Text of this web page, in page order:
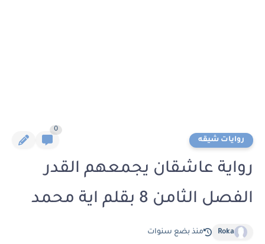
روايات شيقه
0
رواية عاشقان يجمعهم القدر
الفصل الثامن 8 بقلم اية محمد
Roka منذ بضع سنوات